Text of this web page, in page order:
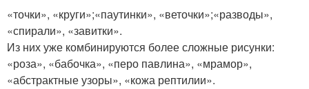
«точки», «круги»;«паутинки», «веточки»;«разводы»,
«спирали», «завитки».
Из них уже комбинируются более сложные рисунки:
«роза», «бабочка», «перо павлина», «мрамор»,
«абстрактные узоры», «кожа рептилии».